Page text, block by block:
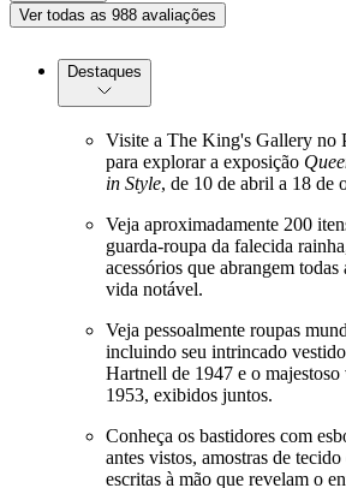
Ver todas as 988 avaliações
Destaques
Visite a The King's Gallery no
para explorar a exposição
in Style, de 10 de abril a 18 de
Veja aproximadamente 200
guarda-roupa da falecida
acessórios que abrangem todas
vida notável.
Veja pessoalmente roupas
incluindo seu intrincado
Hartnell de 1947 e o
1953, exibidos juntos.
Conheça os bastidores com
antes vistos, amostras de
escritas à mão que revelam o